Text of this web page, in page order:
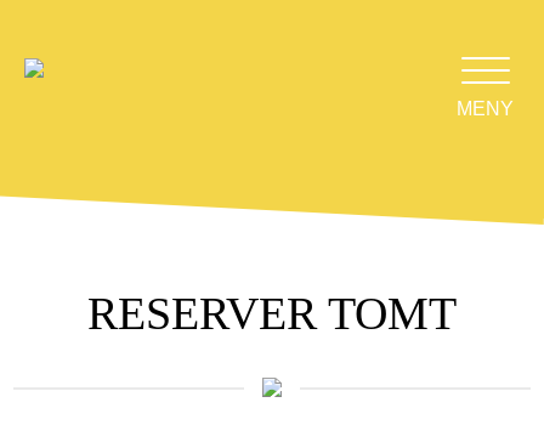
MENY
RESERVER TOMT